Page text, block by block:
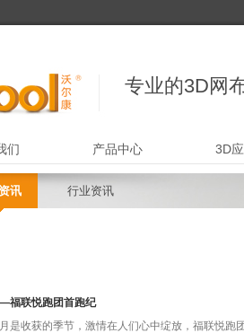
专业的3D网
们 产品中心 3D
讯 行业资讯
福联悦跑团首跑纪
是收获的季节，激情在人们心中绽放，福联悦